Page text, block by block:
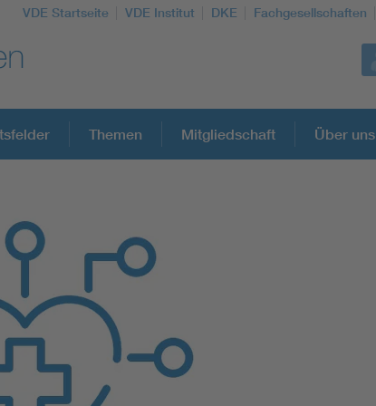
VDE Startseite VDE Institut DKE Fachgesellschaften
Assisted Living
Electromobility
Energy efficiency
Themen Mitgliedschaft Über uns